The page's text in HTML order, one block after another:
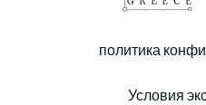
политика
Условия